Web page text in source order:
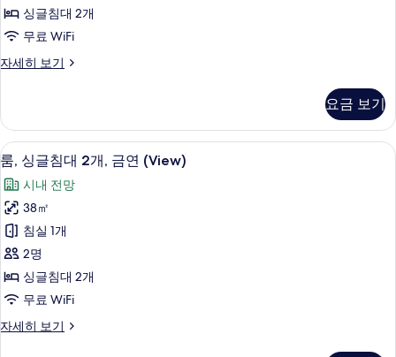
보
기
자
세
히
보
브
룸,
싱
침
대
2
개,
이
그
제
큐
티
브
싱글침대 2개
무료 WiFi
자세히 보기
이
티
브
룸,
싱
글
침
대
2
개,
이
그
제
티
요금 보기
룸,
싱
글
침
대
2
개,
금
연
고급 침구, 오리/거위털 이불, 미니바,
5
룸, 싱글침대 2개, 금연 (View)
시내 전망
38㎡
침실 1개
2명
싱글침대 2개
무료 WiFi
자세히 보기
룸,